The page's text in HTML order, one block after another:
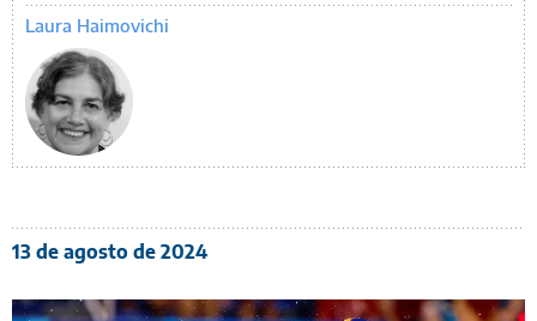
Laura Haimovichi
13 de agosto de 2024